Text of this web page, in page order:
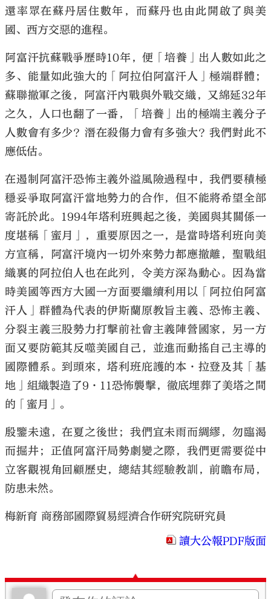
還率眾在蘇丹居住數年，而蘇丹也由此開啟了與美
國、西方交惡的進程。
阿富汗抗蘇戰爭歷時10年，便「培養」出人數如此之
多、能量如此強大的「阿拉伯阿富汗人」極端群體；
蘇聯撤軍之後，阿富汗內戰與外戰交織，又綿延32年
之久，人口也翻了一番，「培養」出的極端主義分子
人數會有多少？潛在殺傷力會有多強大？我們對此不
應低估。
在遏制阿富汗恐怖主義外溢風險過程中，我們要積極
穩妥爭取阿富汗當地勢力的合作，但不能將希望全部
寄託於此。1994年塔利班興起之後，美國與其關係一
度堪稱「蜜月」，重要原因之一，是當時塔利班向美
方宣稱，阿富汗境內一切外來勢力都應撤離，聖戰組
織裏的阿拉伯人也在此列，令美方深為動心。因為當
時美國等西方大國一方面要繼續利用以「阿拉伯阿富
汗人」群體為代表的伊斯蘭原教旨主義、恐怖主義、
分裂主義三股勢力打擊前社會主義陣營國家，另一方
面又要防範其反噬美國自己，並進而動搖自己主導的
國際體系。到頭來，塔利班庇護的本·拉登及其「基
地」組織製造了9·11恐怖襲擊，徹底埋葬了美塔之間
的「蜜月」。
殷鑒未遠，在夏之後世；我們宜未雨而綢繆，勿臨渴
而掘井；正值阿富汗局勢劇變之際，我們更需要從中
立客觀視角回顧歷史，總結其經驗教訓，前瞻布局，
防患未然。
梅新育 商務部國際貿易經濟合作研究院研究員
讀大公報PDF版面